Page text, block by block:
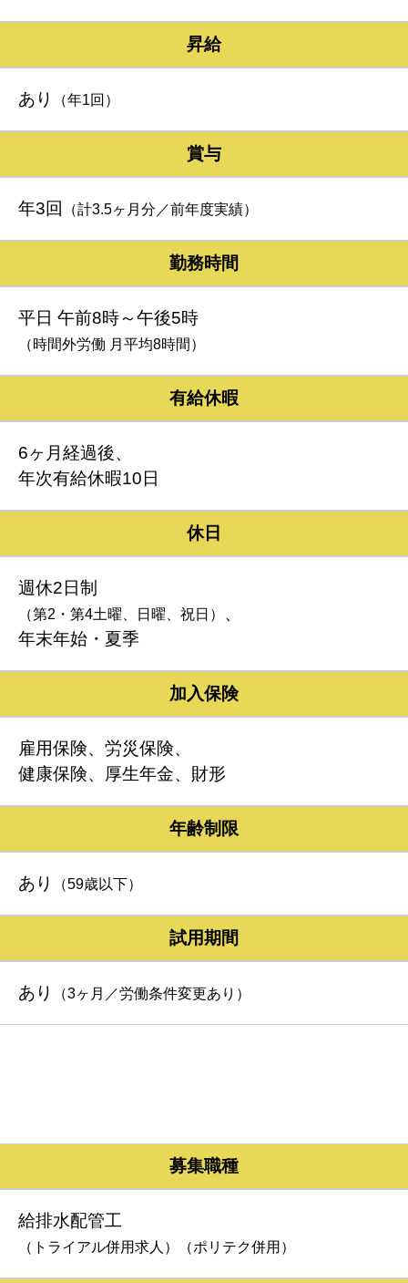
昇給
あり （年1回）
賞与
年3回 （計3.5ヶ月分／前年度実績）
勤務時間
平日 午前8時～午後5時
（時間外労働 月平均8時間）
有給休暇
6ヶ月経過後、
年次有給休暇10日
休日
週休2日制
（第2・第4土曜、日曜、祝日）
、
年末年始・夏季
加入保険
雇用保険、労災保険、
健康保険、厚生年金、財形
年齢制限
あり （59歳以下）
試用期間
あり （3ヶ月／労働条件変更あり）
募集職種
給排水配管工
（トライアル併用求人）（ポリテク併用）